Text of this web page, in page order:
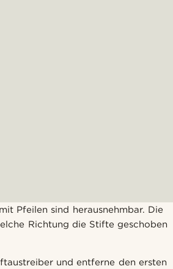
Pfeilen sind herausnehmbar. Die
Richtung die Stifte geschoben
und entferne den ersten